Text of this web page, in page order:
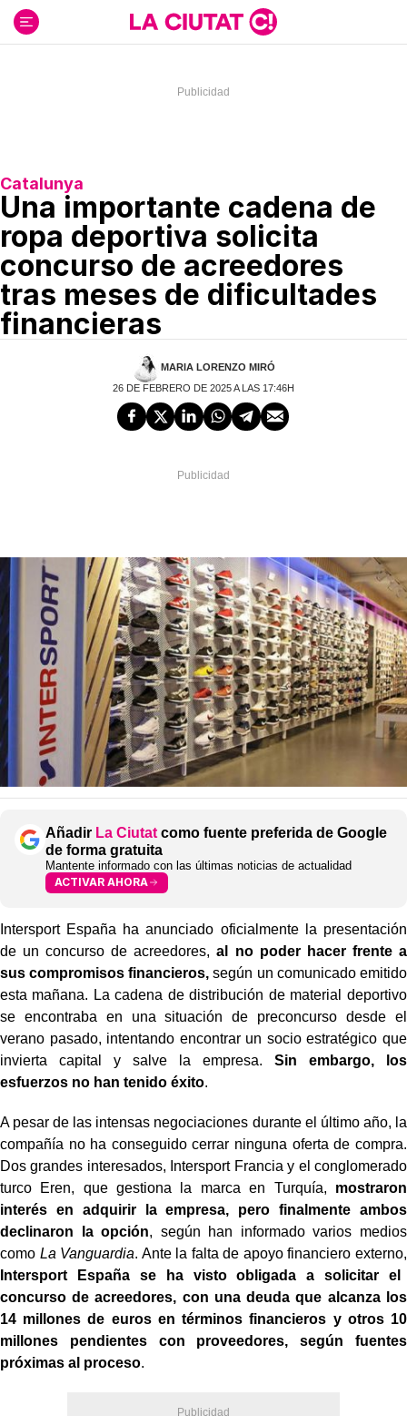
contenido
Catalunya
Una importante cadena de
ropa deportiva solicita
concurso de acreedores
tras meses de dificultades
financieras
MARIA LORENZO MIRÓ
26 DE FEBRERO DE 2025 A LAS 17:46H
Añadir La Ciutat como fuente preferida de Google
de forma gratuita
Mantente informado con las últimas noticias de actualidad
ACTIVAR AHORA
Intersport España ha anunciado oficialmente la presentación
de un concurso de acreedores,al no poder hacer frente a
sus compromisos financieros, según un comunicado emitido
esta mañana. La cadena de distribución de material deportivo
se encontraba en una situación de preconcurso desde el
verano pasado, intentando encontrar un socio estratégico que
invierta capital y salve la empresa. Sin embargo, los
esfuerzos no han tenido éxito.
A pesar de las intensas negociaciones durante el último año, la
compañía no ha conseguido cerrar ninguna oferta de compra.
Dos grandes interesados, Intersport Francia y el conglomerado
turco Eren, que gestiona la marca en Turquía, mostraron
interés en adquirir la empresa, pero finalmente ambos
declinaron la opción, según han informado varios medios
como La Vanguardia. Ante la falta de apoyo financiero externo,
Intersport España se ha visto obligada a solicitar el
concurso de acreedores, con una deuda que alcanza los
14 millones de euros en términos financieros y otros 10
millones pendientes con proveedores, según fuentes
próximas al proceso.